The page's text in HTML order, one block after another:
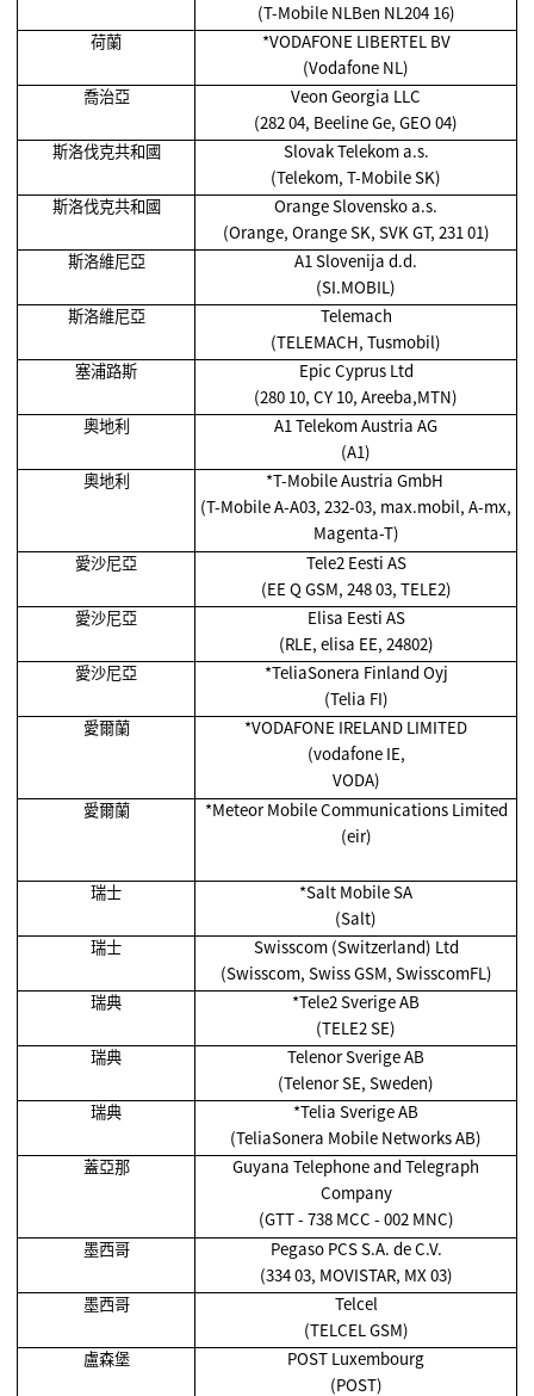
(T-Mobile NLBen NL204 16)
荷蘭
*VODAFONE LIBERTEL BV
(Vodafone NL)
喬治亞
Veon Georgia LLC
(282 04, Beeline Ge, GEO 04)
斯洛伐克共和國
Slovak Telekom a.s.
(Telekom, T-Mobile SK)
斯洛伐克共和國
Orange Slovensko a.s.
(Orange, Orange SK, SVK GT, 231 01)
斯洛維尼亞
A1 Slovenija d.d.
(SI.MOBIL)
斯洛維尼亞
Telemach
(TELEMACH, Tusmobil)
塞浦路斯
Epic Cyprus Ltd
(280 10, CY 10, Areeba,MTN)
奧地利
A1 Telekom Austria AG
(A1)
奧地利
*T-Mobile Austria GmbH
(T-Mobile A-A03, 232-03, max.mobil, A-mx,
Magenta-T)
愛沙尼亞
Tele2 Eesti AS
(EE Q GSM, 248 03, TELE2)
愛沙尼亞
Elisa Eesti AS
(RLE, elisa EE, 24802)
愛沙尼亞
*TeliaSonera Finland Oyj
(Telia FI)
愛爾蘭
*VODAFONE IRELAND LIMITED
(vodafone IE,
VODA)
愛爾蘭
*Meteor Mobile Communications Limited
(eir)
瑞士
*Salt Mobile SA
(Salt)
瑞士
Swisscom (Switzerland) Ltd
(Swisscom, Swiss GSM, SwisscomFL)
瑞典
*Tele2 Sverige AB
(TELE2 SE)
瑞典
Telenor Sverige AB
(Telenor SE, Sweden)
瑞典
*Telia Sverige AB
(TeliaSonera Mobile Networks AB)
蓋亞那
Guyana Telephone and Telegraph
Company
(GTT - 738 MCC - 002 MNC)
墨西哥
Pegaso PCS S.A. de C.V.
(334 03, MOVISTAR, MX 03)
墨西哥
Telcel
(TELCEL GSM)
盧森堡
POST Luxembourg
(POST)